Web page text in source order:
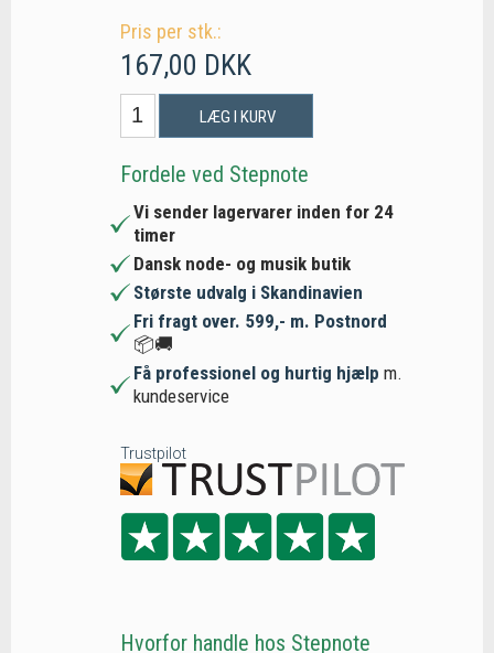
Pris per stk.:
167,00 DKK
LÆG I KURV
Fordele ved Stepnote
Vi sender lagervarer inden for 24
timer
Dansk node- og musik butik
Største udvalg i Skandinavien
Fri fragt over. 599,- m. Postnord
📦🚚
Få professionel og hurtig hjælp m.
kundeservice
Trustpilot
Hvorfor handle hos Stepnote